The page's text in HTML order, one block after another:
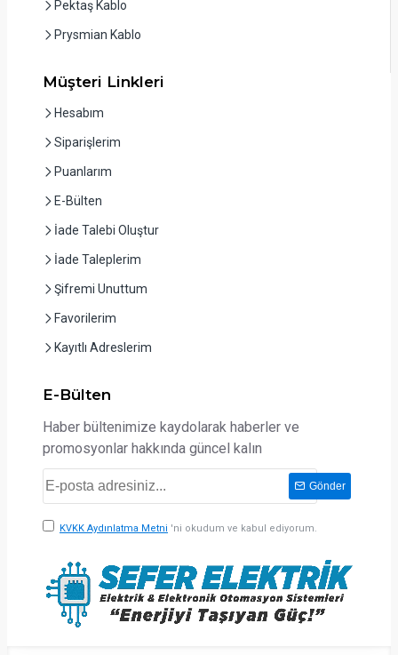
Pektaş Kablo
Prysmian Kablo
Müşteri Linkleri
Hesabım
Siparişlerim
Puanlarım
E-Bülten
İade Talebi Oluştur
İade Taleplerim
Şifremi Unuttum
Favorilerim
Kayıtlı Adreslerim
E-Bülten
Haber bültenimize kaydolarak haberler ve
promosyonlar hakkında güncel kalın
Gönder
KVKK Aydınlatma Metni 'ni okudum ve kabul ediyorum.